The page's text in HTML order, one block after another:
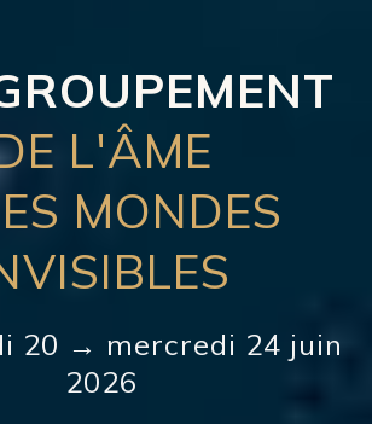
L'ÂME
MONDES
20 → mercredi 24 juin
2026